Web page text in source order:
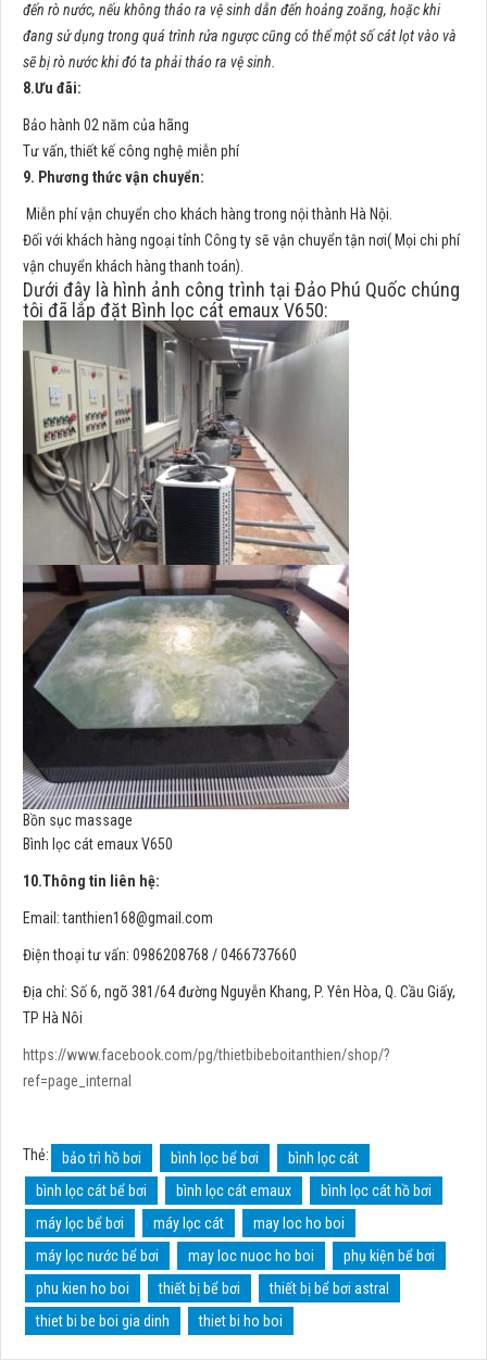
đến rò nước, nếu không tháo ra vệ sinh dẫn đến hoảng zoăng, hoặc khi
đang sử dụng trong quá trình rửa ngược cũng có thể một số cát lọt vào và
sẽ bị rò nước khi đó ta phải tháo ra vệ sinh.
8.Ưu đãi:
Bảo hành 02 năm của hãng
Tư vấn, thiết kế công nghệ miễn phí
9. Phương thức vận chuyển:
Miễn phí vận chuyển cho khách hàng trong nội thành Hà Nội.
Đối với khách hàng ngoại tỉnh Công ty sẽ vận chuyển tận nơi( Mọi chi phí
vận chuyển khách hàng thanh toán).
Dưới đây là hình ảnh công trình tại Đảo Phú Quốc chúng
tôi đã lắp đặt Bình lọc cát emaux V650:
Bồn sục massage
Bình lọc cát emaux V650
10.Thông tin liên hệ:
Email:tanthien168@gmail.com
Điện thoại tư vấn: 0986208768 / 0466737660
Địa chỉ: Số 6, ngõ 381/64 đường Nguyễn Khang, P. Yên Hòa, Q. Cầu Giấy,
TP Hà Nôi
https://www.facebook.com/pg/thietbibeboitanthien/shop/?
ref=page_internal
Thẻ: bảo trì hồ bơi bình lọc bể bơi
bình lọc cát
bình lọc cát bể bơi
bình lọc cát emaux
bình lọc cát hồ bơi
máy lọc bể bơi
máy lọc cát
may loc ho boi
máy lọc nước bể bơi
may loc nuoc ho boi
phụ kiện bể bơi
phu kien ho boi
thiết bị bể bơi
thiết bị bể bơi astral
thiet bi be boi gia dinh
thiet bi ho boi